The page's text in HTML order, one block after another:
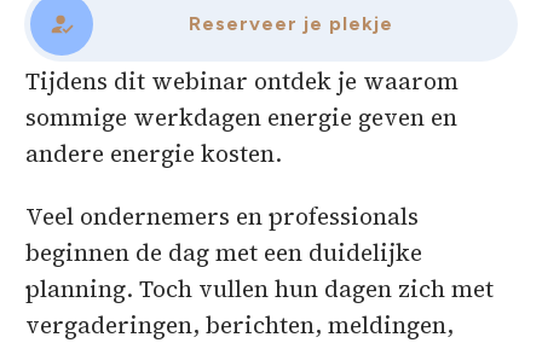
Reserveer je plekje
Tijdens dit webinar ontdek je waarom
sommige werkdagen energie geven en
andere energie kosten.
Veel ondernemers en professionals
beginnen de dag met een duidelijke
planning. Toch vullen hun dagen zich met
vergaderingen, berichten, meldingen,